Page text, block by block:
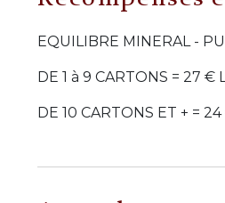
EQUILIBRE MINERAL -
DE 1 à 9 CARTONS = 27 €
DE 10 CARTONS ET + =